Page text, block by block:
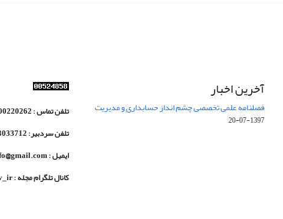
آخرین اخبار
فصلنامه علمی تخصصی چشم انداز حسابداری و مدیریت
1397-07-20
تلفن تماس : 09900220262
تلفن سردبیر: 09143033712
ایمیل : jamv.info@gmail.com
کانال تلگرام مجله : jamv_ir@